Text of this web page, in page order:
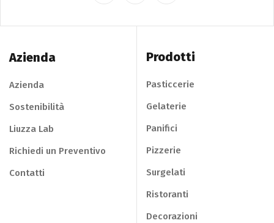
Azienda
Azienda
Sostenibilità
Liuzza Lab
Richiedi un Preventivo
Contatti
Prodotti
Pasticcerie
Gelaterie
Panifici
Pizzerie
Surgelati
Ristoranti
Decorazioni